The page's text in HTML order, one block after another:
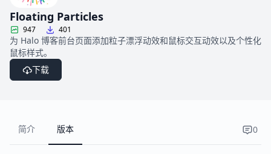
Floating Particles
947 401
为 Halo 博客前台页面添加粒子漂浮动效和鼠标交互动效以及个性化
鼠标样式。
下载
简介 版本 0